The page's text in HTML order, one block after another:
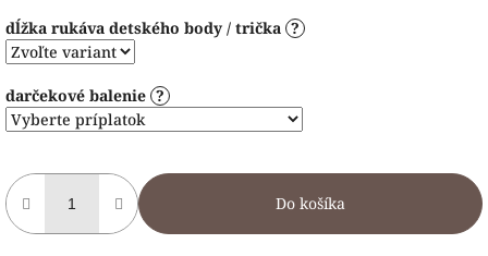
dĺžka rukáva detského body / trička ?
darčekové balenie ?
Do košíka